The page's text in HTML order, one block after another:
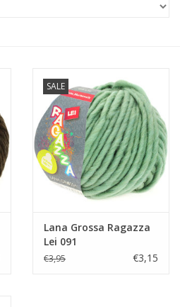
SALE
Lana Grossa Ragazza
Lei 091
€3,95 €3,15